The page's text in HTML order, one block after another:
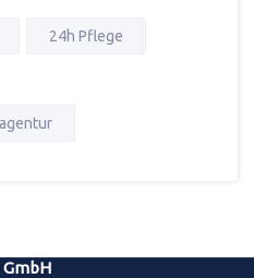
24h Pflege
GmbH